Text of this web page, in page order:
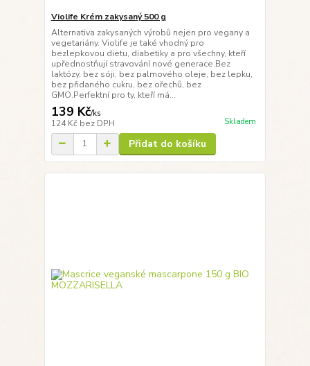
Violife Krém zakysaný 500 g
Alternativa zakysaných výrobů nejen pro vegany a
vegetariány. Violife je také vhodný pro
bezlepkovou dietu, diabetiky a pro všechny, kteří
upřednostňují stravování nové generace.Bez
laktózy, bez sóji, bez palmového oleje, bez lepku,
bez přidaného cukru, bez ořechů, bez
GMO.Perfektní pro ty, kteří má...
139 Kč/ks
124 Kč bez DPH Skladem
Přidat do košíku